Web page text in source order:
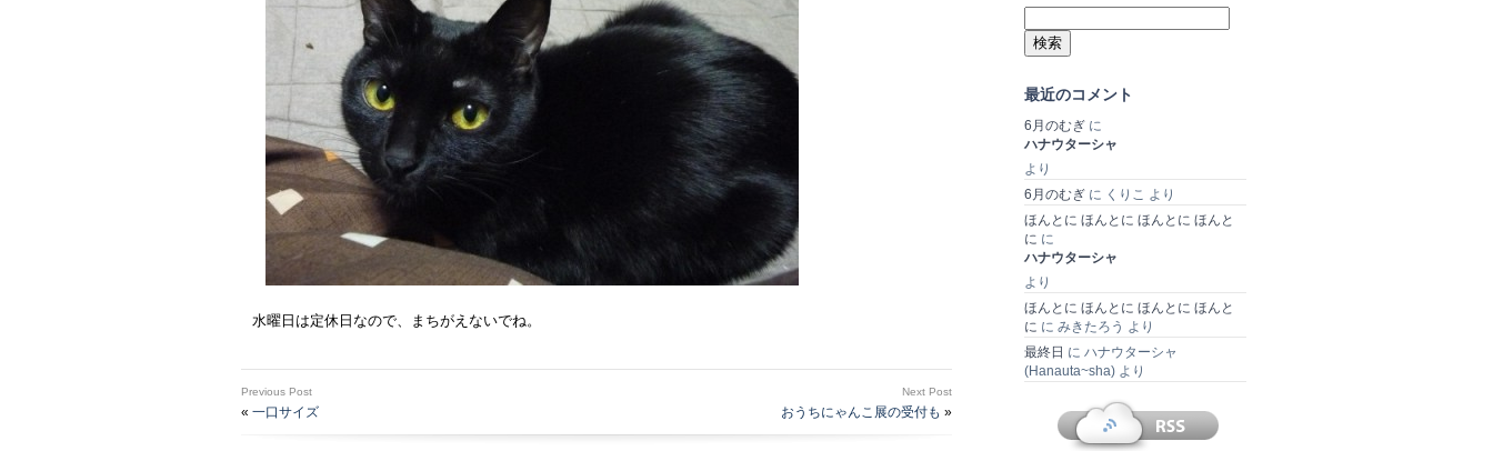
水曜日は定休日なので、まちがえないでね。
Previous Post
« 一口サイズ
Next Post
おうちにゃんこ展の受付も »
索:
最近のコメント
6月のむぎ に
ハナウターシャ
より
6月のむぎ に くりこ より
ほんとに ほんとに ほんとに ほんと
に に
ハナウターシャ
より
ほんとに ほんとに ほんとに ほんと
に に みきたろう より
最終日 に ハナウターシャ
(Hanauta~sha) より